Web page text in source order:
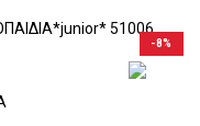
-8%